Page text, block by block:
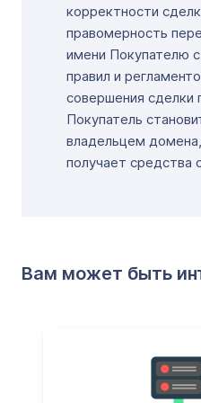
корректности
правомерность
имени Покупателю
правил и
совершения сделки
Покупатель
владельцем
получает средства
Вам может быть